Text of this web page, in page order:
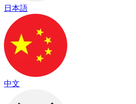
日本語
中文